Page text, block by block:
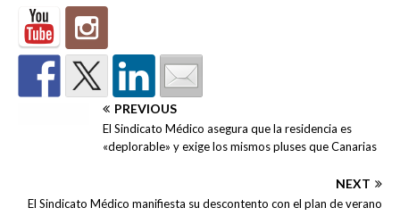
PREVIOUS
El Sindicato Médico asegura que la residencia es
«deplorable» y exige los mismos pluses que Canarias
NEXT
El Sindicato Médico manifiesta su descontento con el plan de verano